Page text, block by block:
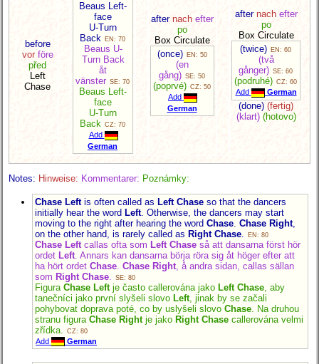
before
vor före
před
Left
Chase
Beaus Left-
face
U-Turn
Back EN: 70
Beaus U-
Turn Back
åt
vänster SE: 70
Beaus Left-
face
U-Turn
Back CZ: 70
Add
German
after nach efter
po
Box Circulate
(once) EN: 50
(en
gång) SE: 50
(poprvé) CZ: 50
Add
German
after nach efter
po
Box Circulate
(twice) EN: 60
(två
gånger) SE: 60
(podruhé) CZ: 60
Add German
(done) (fertig)
(klart) (hotovo)
Notes: Hinweise: Kommentarer: Poznámky:
Chase Leftis often called as Left Chase so that the dancers
initially hear the word Left. Otherwise, the dancers may start
moving to the right after hearing the word Chase Chase Right,
on the other hand, is rarely called as Right Chase EN: 80
Chase Left callas ofta som Left Chase så att dansarna först hör
ordet Left . Annars kan dansarna börja röra sig åt höger efter att
ha hört ordet Chase Chase Right , å andra sidan, callas sällan
som Right Chase SE: 80
Figura Chase Leftje často callerována jako Left Chase , aby
tanečníci jako první slyšeli slovo Left, jinak by se začali
pohybovat doprava poté, co by uslyšeli slovo Chase . Na druhou
stranu figura Chase Rightje jako Right Chase callerována velmi
zřídka.
CZ: 80
Add German